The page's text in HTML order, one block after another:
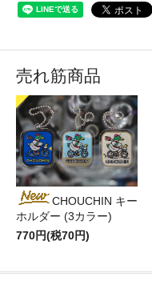
売れ筋商品
CHOUCHIN キー
ホルダー (3カラー)
770円(税70円)